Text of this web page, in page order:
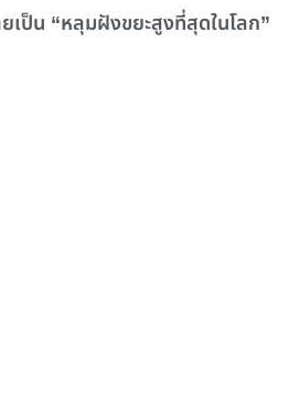
ป็น “หลุมฝังขยะสูงที่สุดในโลก”